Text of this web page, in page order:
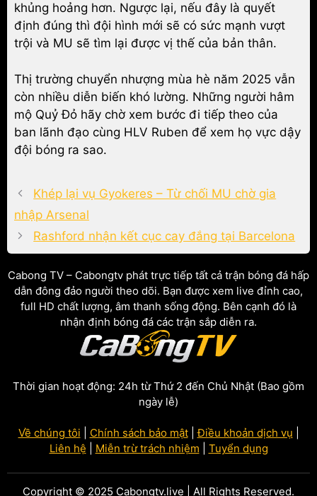
khủng hoảng hơn. Ngược lại, nếu đây là quyết
định đúng thì đội hình mới sẽ có sức mạnh vượt
trội và MU sẽ tìm lại được vị thế của bản thân.
Thị trường chuyển nhượng mùa hè năm 2025 vẫn
còn nhiều diễn biến khó lường. Những người hâm
mộ Quỷ Đỏ hãy chờ xem bước đi tiếp theo của
ban lãnh đạo cùng HLV Ruben để xem họ vực dậy
đội bóng ra sao.
Khép lại vụ Gyokeres – Từ chối MU chờ gia
nhập Arsenal
Rashford nhận kết cục cay đắng tại Barcelona
Cabong TV – Cabongtv phát trực tiếp tất cả trận bóng đá hấp
dẫn đông đảo người theo dõi. Bạn được xem live đỉnh cao,
full HD chất lượng, âm thanh sống động. Bên cạnh đó là
nhận định bóng đá các trận sắp diễn ra.
Thời gian hoạt động: 24h từ Thứ 2 đến Chủ Nhật (Bao gồm
ngày lễ)
Về chúng tôi Chính sách bảo mật|Điều khoản dịch vụ
Liên hệ
Miễn trừ trách nhiệm Tuyển dụng
Copyright © 2025 Cabongtv.live | All Rights Reserved.